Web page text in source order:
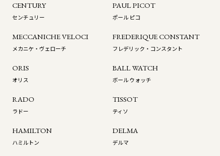
CENTURY
センチュリー
PAUL PICOT
ポール ピコ
MECCANICHE VELOCI
メカニケ・ヴェローチ
FREDERIQUE CONSTANT
フレデリック・コンスタント
ORIS
オリス
BALL WATCH
ボール ウォッチ
RADO
ラドー
TISSOT
ティソ
HAMILTON
ハミルトン
DELMA
デルマ